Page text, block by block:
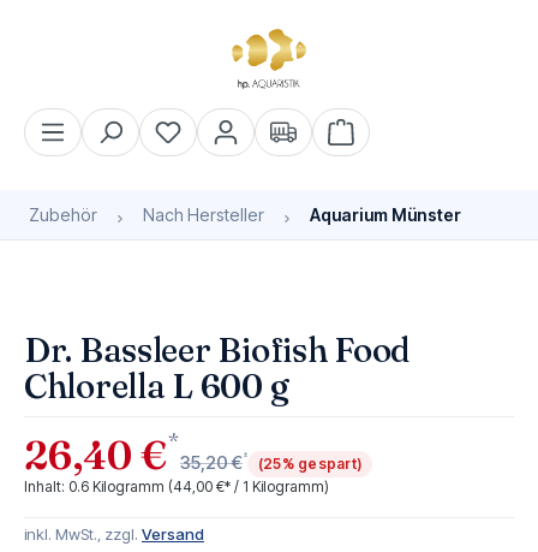
Warenkorb enthält 0
Zubehör Nach Hersteller Aquarium Münster
Dr. Bassleer Biofish Food
Chlorella L 600 g
26,40 €*
35,20 €*
(25% gespart)
Inhalt: 0.6 Kilogramm (44,00 €* / 1 Kilogramm)
inkl. MwSt., zzgl. Versand